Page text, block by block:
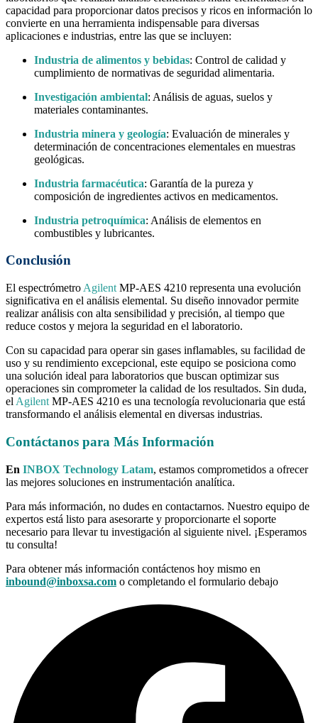
capacidad para proporcionar datos precisos y ricos en información lo
convierte en una herramienta indispensable para diversas
aplicaciones e industrias, entre las que se incluyen:
Industria de alimentos y bebidas: Control de calidad y
cumplimiento de normativas de seguridad alimentaria.
Investigación ambiental: Análisis de aguas, suelos y
materiales contaminantes.
Industria minera y geología: Evaluación de minerales y
determinación de concentraciones elementales en muestras
geológicas.
Industria farmacéutica: Garantía de la pureza y
composición de ingredientes activos en medicamentos.
Industria petroquímica: Análisis de elementos en
combustibles y lubricantes.
Conclusión
El espectrómetro Agilent MP-AES 4210 representa una evolución
significativa en el análisis elemental. Su diseño innovador permite
realizar análisis con alta sensibilidad y precisión, al tiempo que
reduce costos y mejora la seguridad en el laboratorio.
Con su capacidad para operar sin gases inflamables, su facilidad de
uso y su rendimiento excepcional, este equipo se posiciona como
una solución ideal para laboratorios que buscan optimizar sus
operaciones sin comprometer la calidad de los resultados. Sin duda,
el Agilent MP-AES 4210 es una tecnología revolucionaria que está
transformando el análisis elemental en diversas industrias.
Contáctanos para Más Información
En INBOX Technology Latam, estamos comprometidos a ofrecer
las mejores soluciones en instrumentación analítica.
Para más información, no dudes en contactarnos. Nuestro equipo de
expertos está listo para asesorarte y proporcionarte el soporte
necesario para llevar tu investigación al siguiente nivel. ¡Esperamos
tu consulta!
Para obtener más información contáctenos hoy mismo en
inbound@inboxsa.com o completando el formulario debajo